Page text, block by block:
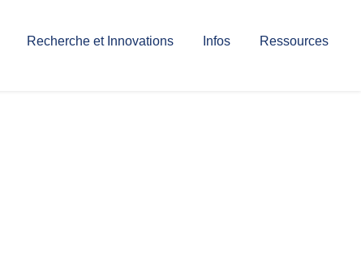
Recherche et Innovations Infos Ressources